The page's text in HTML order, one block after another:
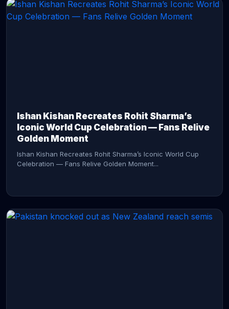
Ishan Kishan Recreates Rohit Sharma’s
Iconic World Cup Celebration — Fans Relive
Golden Moment
Ishan Kishan Recreates Rohit Sharma’s Iconic World Cup
Celebration — Fans Relive Golden Moment...